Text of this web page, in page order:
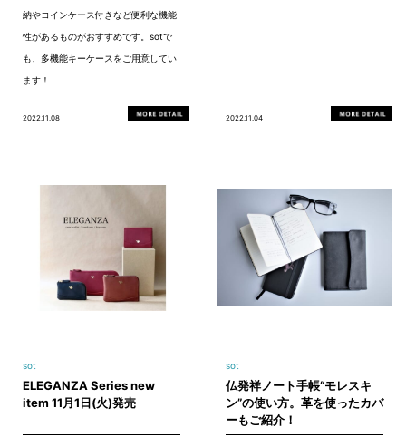
納やコインケース付きなど便利な機能
性があるものがおすすめです。sotで
も、多機能キーケースをご用意してい
ます！
2022.11.08 2022.11.04
sot
ELEGANZA Series new
item 11月1日(火)発売
sot
仏発祥ノート手帳“モレスキ
ン”の使い方。革を使ったカバ
ーもご紹介！